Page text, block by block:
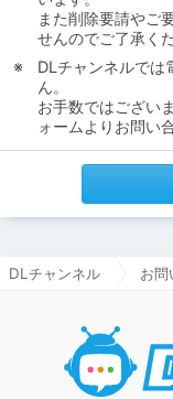
また削除要請やご
せんのでご了承く
DLチャンネルでは
ん。
お手数ではござい
ォームよりお問い
DLチャンネル お問